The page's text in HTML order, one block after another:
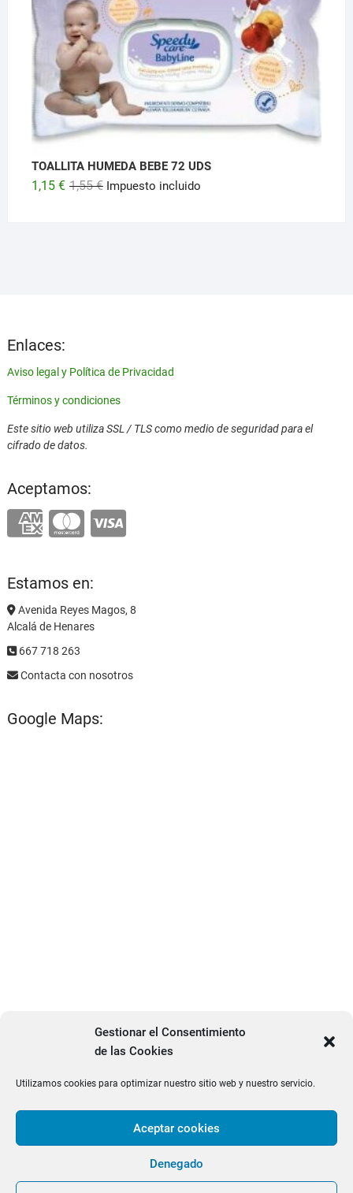
Gestionar el Consentimiento
de las Cookies
Utilizamos cookies para optimizar nuestro sitio web y nuestro servicio.
Aceptar cookies
Denegado
era:
131,89 €.
es:
84,69 €.
TOALLITA HUMEDA BEBE 72 UDS
1,55€ El
1,15 €
El
Impuesto incluido
Enlaces:
Aviso legal y Política de Privacidad
Términos y condiciones
Este sitio web utiliza SSL / TLS como medio de seguridad para el
cifrado de datos.
Aceptamos:
Estamos en:
Avenida Reyes Magos, 8
Alcalá de Henares
667 718 263
Contacta con nosotros
Google Maps:
facebook
twitter
OULET